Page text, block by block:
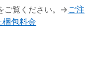
ご覧ください。→ご注
包料金